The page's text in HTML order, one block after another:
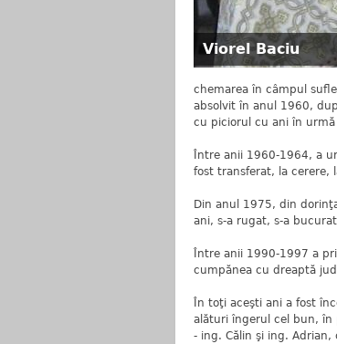
Viorel Baciu
chemarea în câmpul
absolvit în anul 1960,
cu piciorul cu ani în urmă
Între anii 1960-1964, a
fost transferat, la cerere,
Din anul 1975, din
ani, s-a rugat, s-a
Între anii 1990-1997 a
cumpănea cu dreaptă
În toţi aceşti ani a fost
alături îngerul cel bun, în
- ing. Călin şi ing.